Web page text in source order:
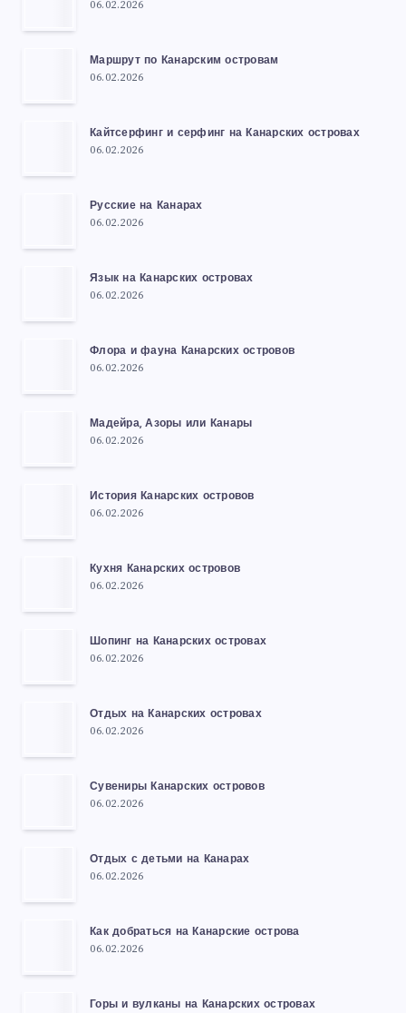
06.02.2026
Маршрут по Канарским островам
06.02.2026
Кайтсерфинг и серфинг на Канарских островах
06.02.2026
Русские на Канарах
06.02.2026
Язык на Канарских островах
06.02.2026
Флора и фауна Канарских островов
06.02.2026
Мадейра, Азоры или Канары
06.02.2026
История Канарских островов
06.02.2026
Кухня Канарских островов
06.02.2026
Шопинг на Канарских островах
06.02.2026
Отдых на Канарских островах
06.02.2026
Сувениры Канарских островов
06.02.2026
Отдых с детьми на Канарах
06.02.2026
Как добраться на Канарские острова
06.02.2026
Горы и вулканы на Канарских островах